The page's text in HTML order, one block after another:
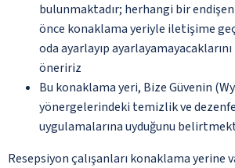
bulunmaktadır; herhangi bir
önce konaklama yeriyle iletişime
oda ayarlayıp
öneririz
Bu konaklama yeri, Bize Güvenin
yönergelerindeki temizlik ve
uygulamalarına uyduğunu
Resepsiyon çalışanları konaklama yerine